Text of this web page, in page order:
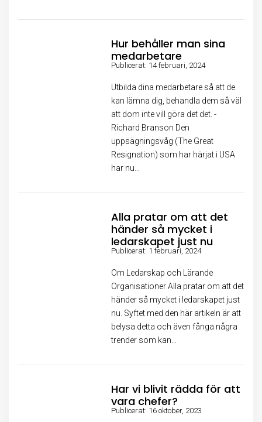
Hur behåller man sina
medarbetare
Publicerat: 14 februari, 2024
Utbilda dina medarbetare så att de
kan lämna dig, behandla dem så väl
att dom inte vill göra det det. -
Richard Branson Den
uppsägningsvåg (The Great
Resignation) som har härjat i USA
har nu...
Alla pratar om att det
händer så mycket i
ledarskapet just nu
Publicerat: 1 februari, 2024
Om Ledarskap och Lärande
Organisationer Alla pratar om att det
händer så mycket i ledarskapet just
nu. Syftet med den här artikeln är att
belysa detta och även fånga några
trender som kan...
Har vi blivit rädda för att
vara chefer?
Publicerat: 16 oktober, 2023